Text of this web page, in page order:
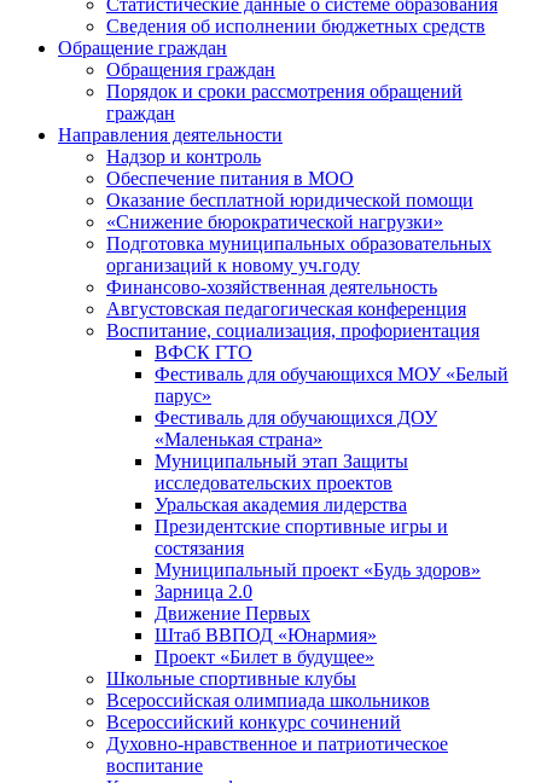
Статистические данные о системе образования
Сведения об исполнении бюджетных средств
Обращение граждан
Обращения граждан
Порядок и сроки рассмотрения обращений
граждан
Направления деятельности
Надзор и контроль
Обеспечение питания в МОО
Оказание бесплатной юридической помощи
«Снижение бюрократической нагрузки»
Подготовка муниципальных образовательных
организаций к новому уч.году
Финансово-хозяйственная деятельность
Августовская педагогическая конференция
Воспитание, социализация, профориентация
ВФСК ГТО
Фестиваль для обучающихся МОУ «Белый
парус»
Фестиваль для обучающихся ДОУ
«Маленькая страна»
Муниципальный этап Защиты
исследовательских проектов
Уральская академия лидерства
Президентские спортивные игры и
состязания
Муниципальный проект «Будь здоров»
Зарница 2.0
Движение Первых
Штаб ВВПОД «Юнармия»
Проект «Билет в будущее»
Школьные спортивные клубы
Всероссийская олимпиада школьников
Всероссийский конкурс сочинений
Духовно-нравственное и патриотическое
воспитание